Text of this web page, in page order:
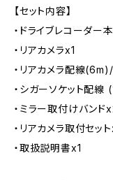
【セット内容】
・ドライブレコーダー
・リアカメラx1
・リアカメラ配線
・シガーソケット配
・ミラー取付けバンド
・リアカメラ取付セッ
・取扱説明書x1